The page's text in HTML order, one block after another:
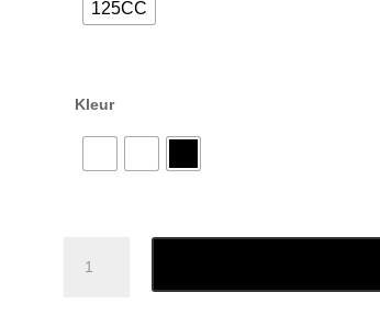
125CC
Kleur
125